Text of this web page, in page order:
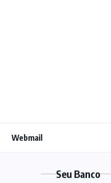
Webmail
Seu Banco